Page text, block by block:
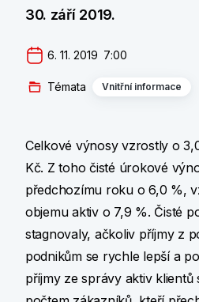
30. září 2019.
6. 11. 2019  7:00
Témata Vnitřní informace
Celkové výnosy vzrostly o
Kč. Z toho čisté úrokové
předchozímu roku o 6,0 %,
objemu aktiv o 7,9 %. Čisté
stagnovaly, ačkoliv příjmy z
podnikům se rychle lepší a
příjmy ze správy aktiv